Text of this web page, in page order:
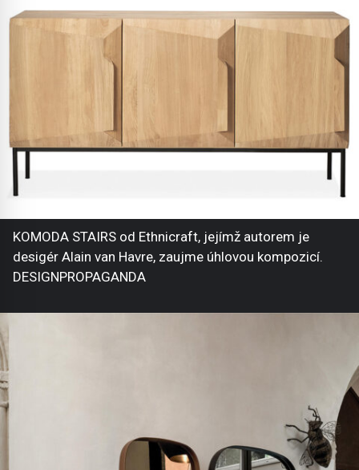
KOMODA STAIRS od Ethnicraft, jejímž autorem je
desigér Alain van Havre, zaujme úhlovou kompozicí.
DESIGNPROPAGANDA